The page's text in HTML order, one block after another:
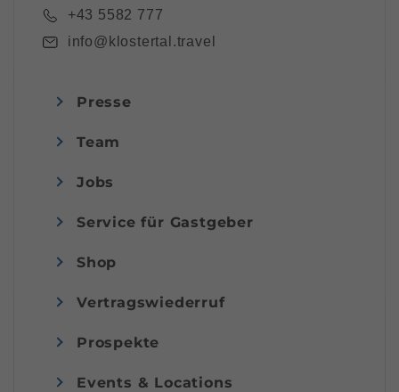
+43 5582 777
info@klostertal.travel
Presse
Team
Jobs
Service für Gastgeber
Shop
Vertragswiederruf
Prospekte
Events & Locations